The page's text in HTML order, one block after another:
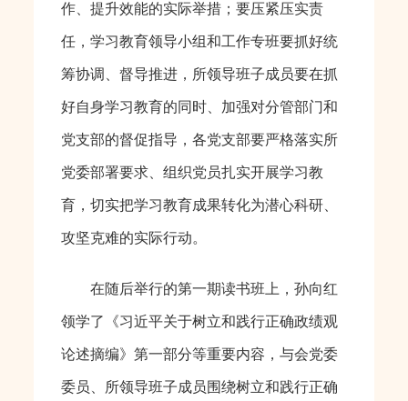
作、提升效能的实际举措；要压紧压实责
任，学习教育领导小组和工作专班要抓好统
筹协调、督导推进，所领导班子成员要在抓
好自身学习教育的同时、加强对分管部门和
党支部的督促指导，各党支部要严格落实所
党委部署要求、组织党员扎实开展学习教
育，切实把学习教育成果转化为潜心科研、
攻坚克难的实际行动。
在随后举行的第一期读书班上，孙向红
领学了《习近平关于树立和践行正确政绩观
论述摘编》第一部分等重要内容，与会党委
委员、所领导班子成员围绕树立和践行正确